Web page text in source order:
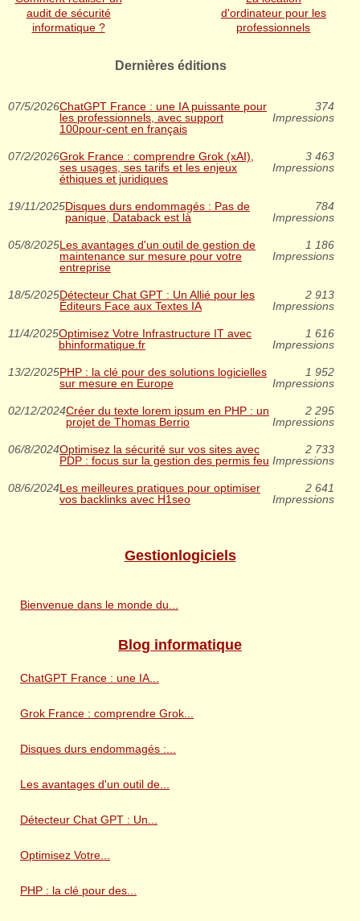
audit de sécurité
informatique ?
d'ordinateur pour les
professionnels
Dernières éditions
07/5/2026ChatGPT France : une IA puissante pour
les professionnels, avec support
100pour-cent en français
374
Impressions
07/2/2026Grok France : comprendre Grok (xAI),
ses usages, ses tarifs et les enjeux
éthiques et juridiques
3 463
Impressions
19/11/2025Disques durs endommagés : Pas de
panique, Databack est là
784
Impressions
05/8/2025Les avantages d'un outil de gestion de
maintenance sur mesure pour votre
entreprise
1 186
Impressions
18/5/2025Détecteur Chat GPT : Un Allié pour les
Éditeurs Face aux Textes IA
2 913
Impressions
11/4/2025Optimisez Votre Infrastructure IT avec
bhinformatique.fr
1 616
Impressions
13/2/2025PHP : la clé pour des solutions logicielles
sur mesure en Europe
1 952
Impressions
02/12/2024Créer du texte lorem ipsum en PHP : un
projet de Thomas Berrio
2 295
Impressions
06/8/2024Optimisez la sécurité sur vos sites avec
PDP : focus sur la gestion des permis feu
2 733
Impressions
08/6/2024Les meilleures pratiques pour optimiser
vos backlinks avec H1seo
2 641
Impressions
Gestionlogiciels
Bienvenue dans le monde du...
Blog informatique
ChatGPT France : une IA...
Grok France : comprendre Grok...
Disques durs endommagés :...
Les avantages d'un outil de...
Détecteur Chat GPT : Un...
Optimisez Votre...
PHP : la clé pour des...